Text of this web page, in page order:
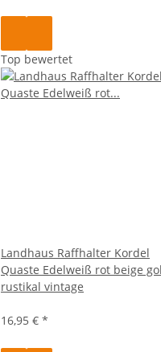
Top bewertet
Landhaus Raffhalter Kordel
Quaste Edelweiß rot beige
rustikal vintage
16,95 € *